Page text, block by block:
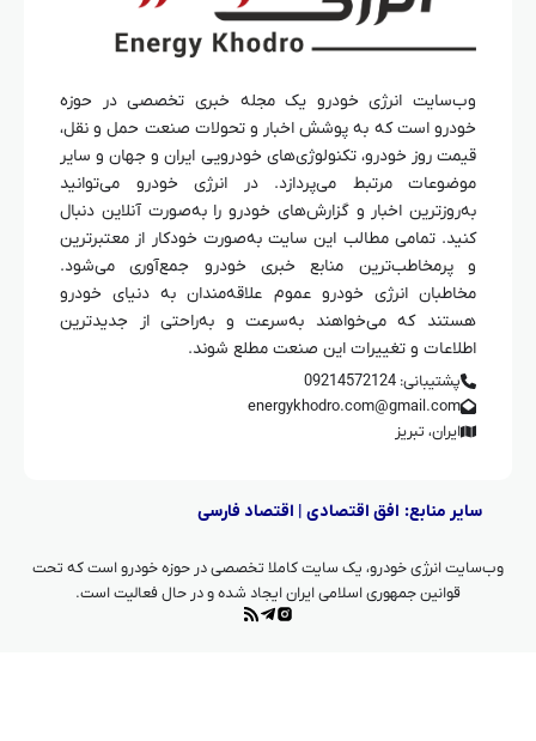
وب‌سایت انرژی خودرو یک مجله خبری تخصصی در حوزه
خودرو است که به پوشش اخبار و تحولات صنعت حمل و نقل،
قیمت روز خودرو، تکنولوژی‌های خودرویی ایران و جهان و سایر
موضوعات مرتبط می‌پردازد. در انرژی خودرو می‌توانید
به‌روزترین اخبار و گزارش‌های خودرو را به‌صورت آنلاین دنبال
کنید. تمامی مطالب این سایت به‌صورت خودکار از معتبرترین
و پرمخاطب‌ترین منابع خبری خودرو جمع‌آوری می‌شود.
مخاطبان انرژی خودرو عموم علاقه‌مندان به دنیای خودرو
هستند که می‌خواهند به‌سرعت و به‌راحتی از جدیدترین
اطلاعات و تغییرات این صنعت مطلع شوند.
پشتیبانی: 09214572124
energykhodro.com@gmail.com
ایران، تبریز
سایر منابع:افق اقتصادی|اقتصاد فارسی
وب‌سایت انرژی خودرو، یک سایت کاملا تخصصی در حوزه خودرو است که تحت
قوانین جمهوری اسلامی ایران ایجاد شده و در حال فعالیت است.